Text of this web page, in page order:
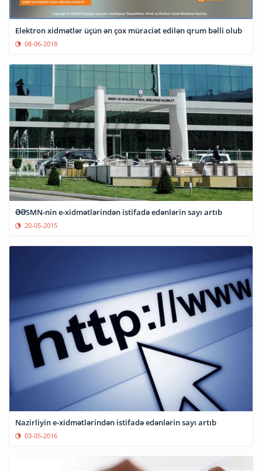
Elektron xidmətlər üçün ən çox müraciət edilən qrum bəlli olub
08-06-2018
ƏƏSMN-nin e-xidmətlərindən istifadə edənlərin sayı artıb
20-05-2015
Nazirliyin e-xidmətlərindən istifadə edənlərin sayı artıb
03-05-2016